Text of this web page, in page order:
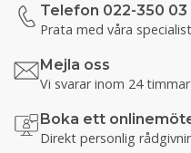
Telefon 022-350 03
Prata med våra
Mejla oss
Vi svarar inom 24 timmar
Boka ett
Direkt personlig